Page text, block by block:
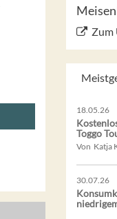
Zum
18.05.26
Toggo
Von Katja
30.07.26